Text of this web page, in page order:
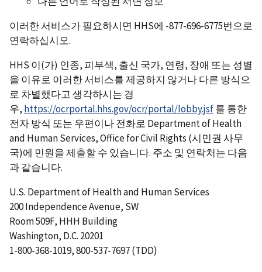
이러한 서비스가 필요하시면 HHS에 -877-696-6775번으로
연락하십시오.
HHS 이(가) 인종, 피부색, 출신 국가, 연령, 장애 또는 성별
을 이유로 이러한 서비스를 제공하지 않거나 다른 방식으
로 차별했다고 생각하시는 경
우, https://ocrportal.hhs.gov/ocr/portal/lobby.jsf를 통한
전자 방식 또는 우편이나 전화로 Department of Health
and Human Services, Office for Civil Rights (시민권 사무
국)에 민원을 제출할 수 있습니다. 주소 및 연락처는 다음
과 같습니다.
U.S. Department of Health and Human Services
200 Independence Avenue, SW
Room 509F, HHH Building
Washington, D.C. 20201
1-800-368-1019, 800-537-7697 (TDD)